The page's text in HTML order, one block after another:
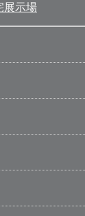
展示場